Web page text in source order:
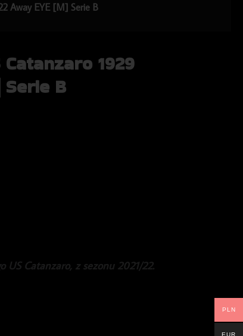
Away EYE [M] Serie B
1929
Serie B
US Catanzaro, z sezonu 2021/22.
PLN
EUR